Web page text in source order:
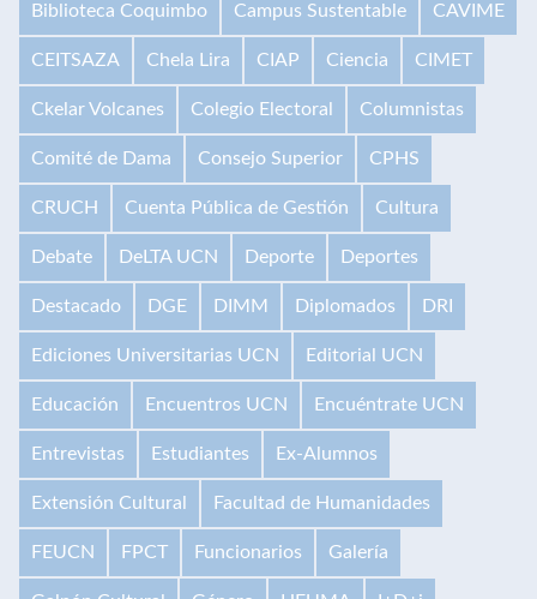
Biblioteca Coquimbo Campus Sustentable CAVIME
CEITSAZA Chela Lira CIAP Ciencia CIMET
Ckelar Volcanes Colegio Electoral Columnistas
Comité de Dama Consejo Superior CPHS
CRUCH Cuenta Pública de Gestión Cultura
Debate DeLTA UCN Deporte Deportes
Destacado DGE DIMM Diplomados DRI
Ediciones Universitarias UCN Editorial UCN
Educación Encuentros UCN Encuéntrate UCN
Entrevistas Estudiantes Ex-Alumnos
Extensión Cultural Facultad de Humanidades
FEUCN FPCT Funcionarios Galería